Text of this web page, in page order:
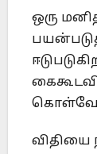
ஒரு
விதியை